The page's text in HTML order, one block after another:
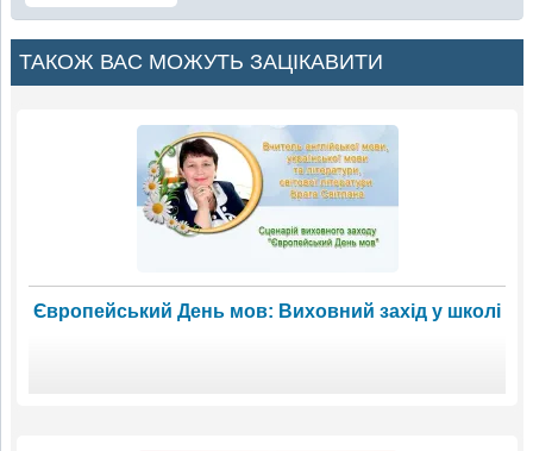
ТАКОЖ ВАС МОЖУТЬ ЗАЦІКАВИТИ
Європейський День мов: Виховний захід у школі